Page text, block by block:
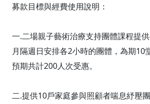
募款目標與經費使用說明：
一.二場親子藝術治療支持團體課程提
月隔週日安排各2小時的團體，為期10
預期共計200人次受惠。
二.提供10戶家庭參與照顧者喘息紓壓